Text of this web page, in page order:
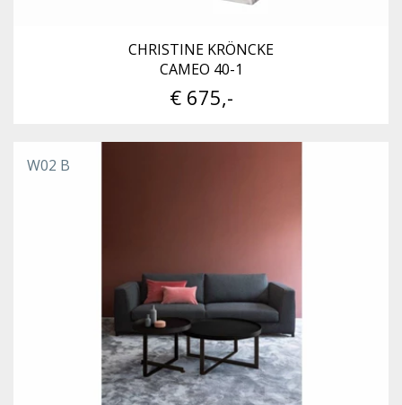
CHRISTINE KRÖNCKE
CAMEO 40-1
€ 675,-
W02 B